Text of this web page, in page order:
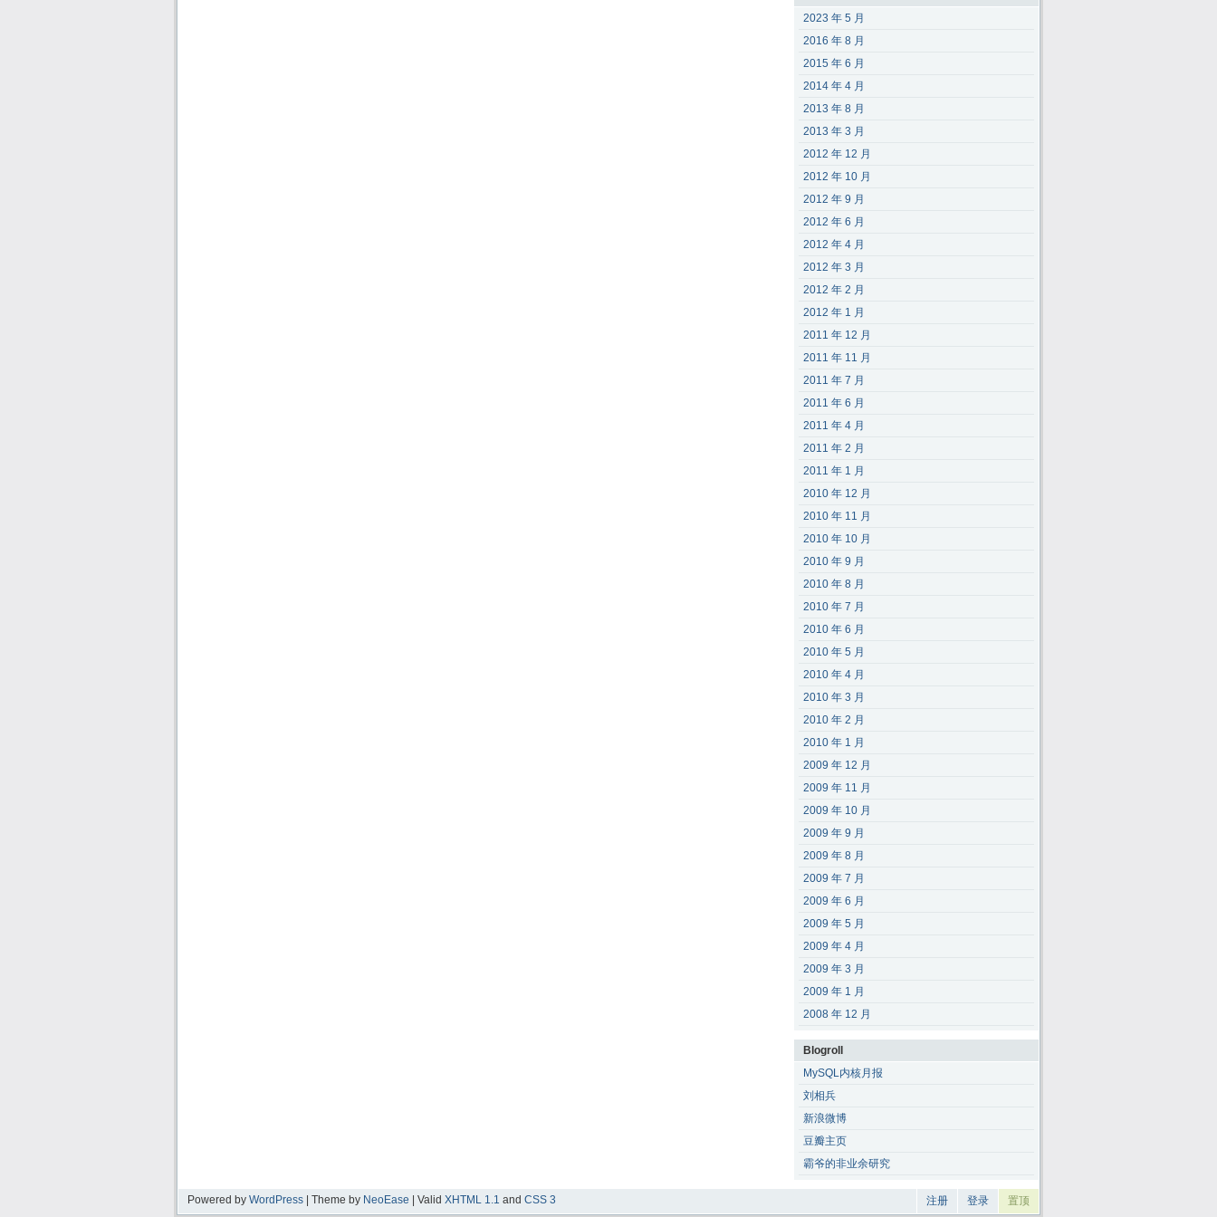
2023 年 5 月
2016 年 8 月
2015 年 6 月
2014 年 4 月
2013 年 8 月
2013 年 3 月
2012 年 12 月
2012 年 10 月
2012 年 9 月
2012 年 6 月
2012 年 4 月
2012 年 3 月
2012 年 2 月
2012 年 1 月
2011 年 12 月
2011 年 11 月
2011 年 7 月
2011 年 6 月
2011 年 4 月
2011 年 2 月
2011 年 1 月
2010 年 12 月
2010 年 11 月
2010 年 10 月
2010 年 9 月
2010 年 8 月
2010 年 7 月
2010 年 6 月
2010 年 5 月
2010 年 4 月
2010 年 3 月
2010 年 2 月
2010 年 1 月
2009 年 12 月
2009 年 11 月
2009 年 10 月
2009 年 9 月
2009 年 8 月
2009 年 7 月
2009 年 6 月
2009 年 5 月
2009 年 4 月
2009 年 3 月
2009 年 1 月
2008 年 12 月
Blogroll
MySQL内核月报
刘相兵
新浪微博
豆瓣主页
霸爷的非业余研究
Powered by WordPress | Theme by NeoEase | Valid XHTML 1.1 and CSS 3 注册 登录 置顶